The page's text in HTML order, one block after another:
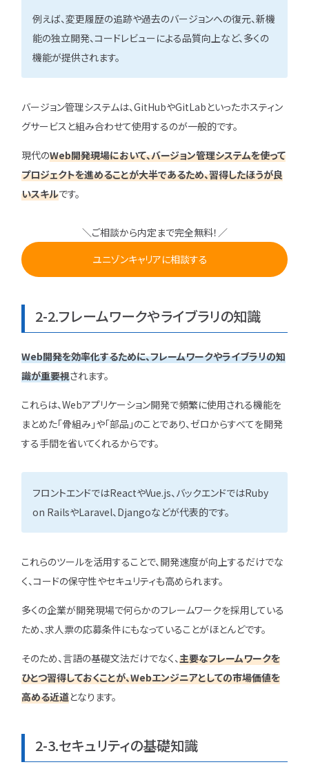
例えば、変更履歴の追跡や過去のバージョンへの復元、新機
能の独立開発、コードレビューによる品質向上など、多くの
機能が提供されます。
バージョン管理システムは、GitHubやGitLabといったホスティン
グサービスと組み合わせて使用するのが一般的です。
現代のWeb開発現場において、バージョン管理システムを使って
プロジェクトを進めることが大半であるため、習得したほうが良
いスキルです。
＼ご相談から内定まで完全無料！／
ユニゾンキャリアに相談する
2-2.フレームワークやライブラリの知識
Web開発を効率化するために、フレームワークやライブラリの知
識が重要視されます。
これらは、Webアプリケーション開発で頻繁に使用される機能を
まとめた「骨組み」や「部品」のことであり、ゼロからすべてを開発
する手間を省いてくれるからです。
フロントエンドではReactやVue.js、バックエンドではRuby
on RailsやLaravel、Djangoなどが代表的です。
これらのツールを活用することで、開発速度が向上するだけでな
く、コードの保守性やセキュリティも高められます。
多くの企業が開発現場で何らかのフレームワークを採用している
ため、求人票の応募条件にもなっていることがほとんどです。
そのため、言語の基礎文法だけでなく、主要なフレームワークを
ひとつ習得しておくことが、Webエンジニアとしての市場価値を
高める近道となります。
2-3.セキュリティの基礎知識